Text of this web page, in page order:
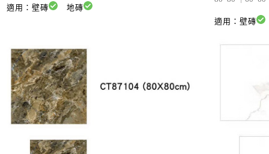
適用：壁磚 地磚
適用：壁磚